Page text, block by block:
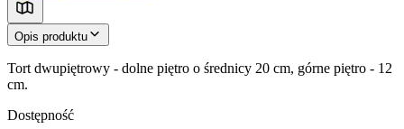
Opis produktu
Tort dwupiętrowy - dolne piętro o średnicy 20 cm, górne piętro - 12
cm.
Dostępność